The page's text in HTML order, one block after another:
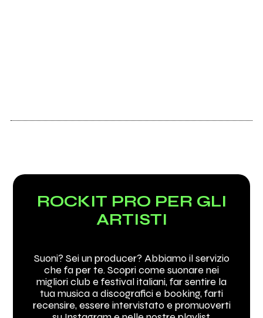
ROCKIT PRO PER GLI
ARTISTI
Suoni? Sei un producer? Abbiamo il servizio
che fa per te. Scopri come suonare nei
migliori club e festival italiani, far sentire la
tua musica a discografici e booking, farti
recensire, essere intervistato e promuoverti